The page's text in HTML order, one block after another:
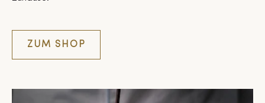
ZUM SHOP